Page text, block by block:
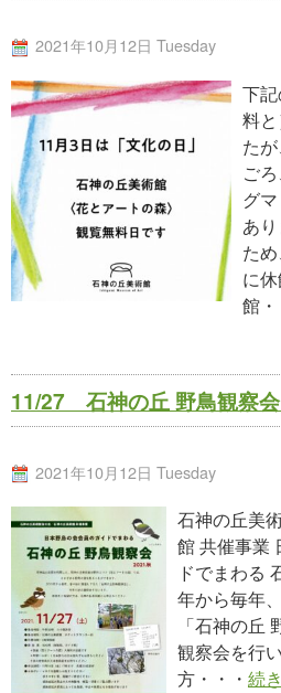
2021年10月12日 Tuesday
下
料
た
ご
グ
あ
た
に
館・
11/27 石神の丘 野鳥観察
2021年10月12日 Tuesday
石神の丘美
館 共催事業
ドでまわる
年から毎年
「石神の丘
観察会を行
方・・・ 続